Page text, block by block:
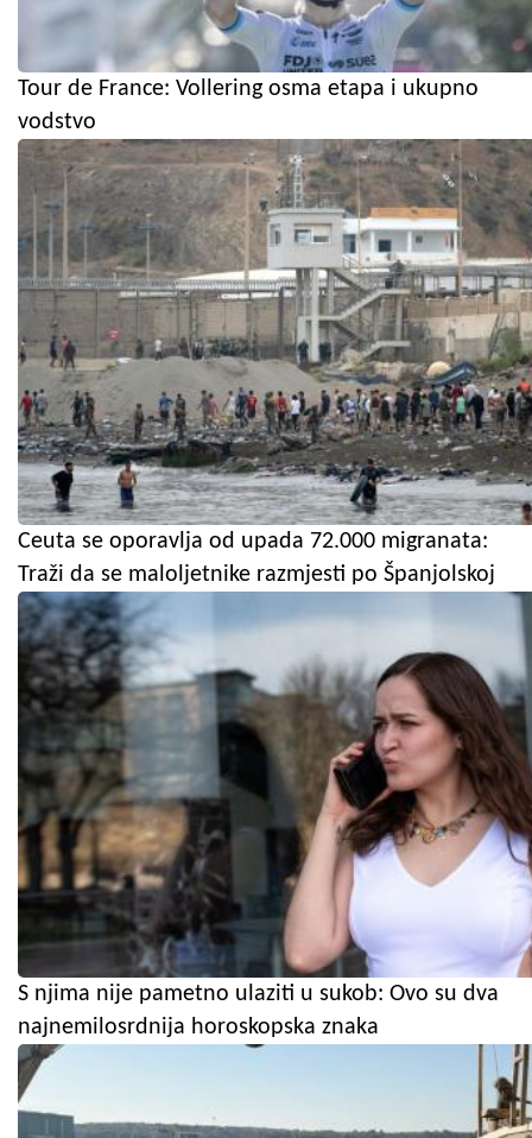
Tour de France: Vollering osma etapa i ukupno
vodstvo
Ceuta se oporavlja od upada 72.000 migranata:
Traži da se maloljetnike razmjesti po Španjolskoj
S njima nije pametno ulaziti u sukob: Ovo su dva
najnemilosrdnija horoskopska znaka